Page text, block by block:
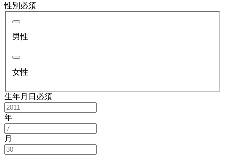
性別 必須
男性
女性
生年月日 必須
年
月